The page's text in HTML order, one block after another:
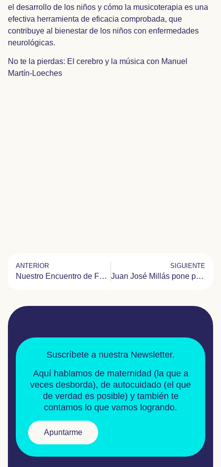
el desarrollo de los niños y cómo la musicoterapia es una
efectiva herramienta de eficacia comprobada, que
contribuye al bienestar de los niños con enfermedades
neurológicas.
No te la pierdas: El cerebro y la música con Manuel
Martín-Loeches
ANTERIOR
Nuestro Encuentro de Familias 2020 fue virtual
SIGUIENTE
Juan José Millás pone palabras a la enfermedad de Tay Sachs
Suscríbete a nuestra Newsletter.
Aquí hablamos de maternidad (la que a
veces desborda), de autocuidado (el que
de verdad es posible) y también te
contamos lo que vamos logrando.
Apuntarme